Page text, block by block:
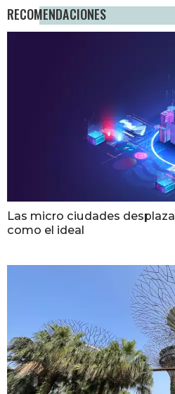
RECOMENDACIONES
Las micro ciudades
como el ideal